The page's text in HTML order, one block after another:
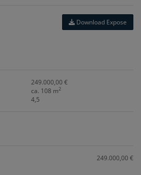
Download Expose
249.000,00 €
ca. 108 m2
4,5
249.000,00 €